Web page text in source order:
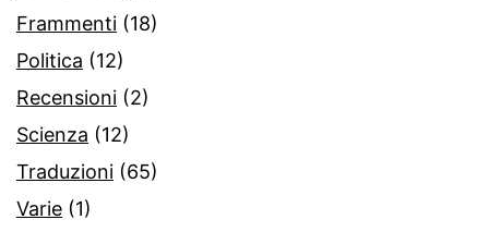
Frammenti (18)
Politica (12)
Recensioni (2)
Scienza (12)
Traduzioni (65)
Varie (1)